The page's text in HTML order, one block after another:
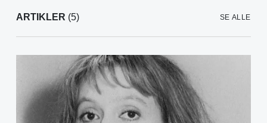
ARTIKLER (5) SE ALLE